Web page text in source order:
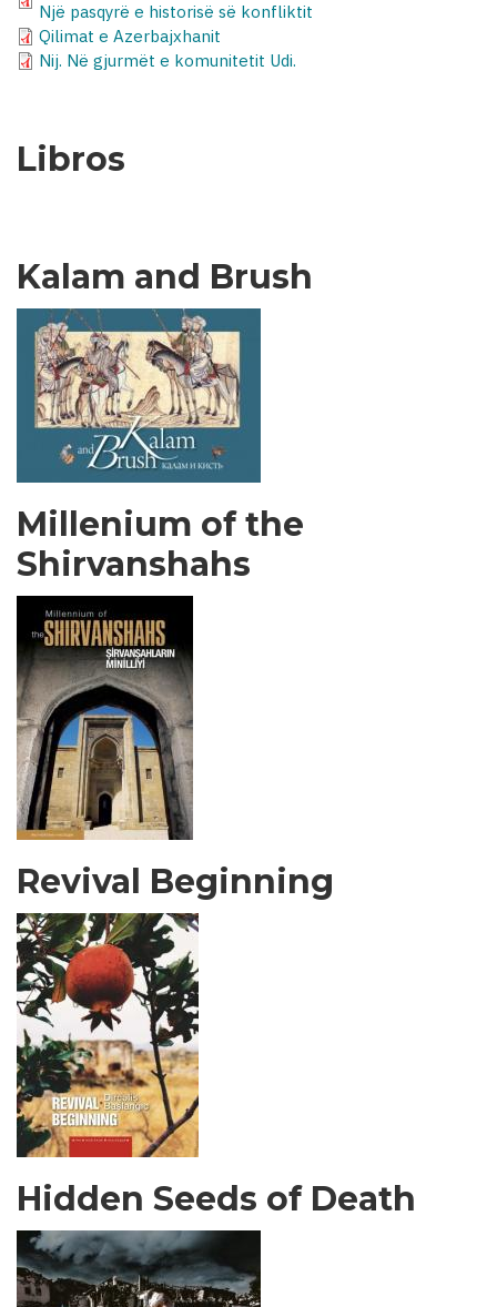
Një pasqyrë e historisë së konfliktit
Qilimat e Azerbajxhanit
Nij. Në gjurmët e komunitetit Udi.
Libros
Kalam and Brush
Millenium of the
Shirvanshahs
Revival Beginning
Hidden Seeds of Death